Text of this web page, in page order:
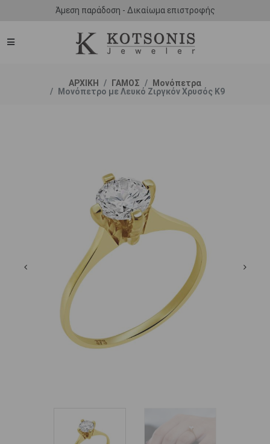
Άμεση παράδοση - Δικαίωμα επιστροφής
ΑΡΧΙΚΗ ΓΑΜΟΣ
Μονόπετρα
Μονόπετρο με Λευκό Ζιργκόν Χρυσός Κ9